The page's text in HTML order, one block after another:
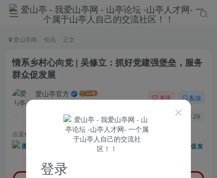
爱山亭网 快讯 正文
情系乡村心向党 | 吴修立：抓好党建强堡垒，服务
群众促发展
爱山亭官方
4年前发布
关注 私信
92 29
点蓝色字关注 “山亭快报”
登录